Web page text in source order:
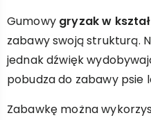
Gumowy gryzak w
zabawy swoją strukturą.
jednak dźwięk
pobudza do zabawy psie
Zabawkę można